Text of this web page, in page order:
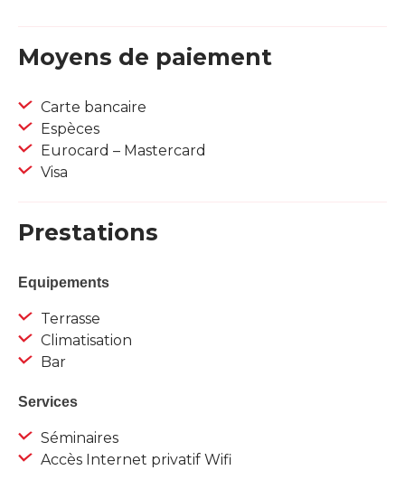
Moyens de paiement
Carte bancaire
Espèces
Eurocard – Mastercard
Visa
Prestations
Equipements
Terrasse
Climatisation
Bar
Services
Séminaires
Accès Internet privatif Wifi